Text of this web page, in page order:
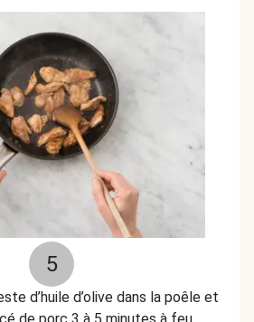
5
d’huile d’olive dans la poêle et